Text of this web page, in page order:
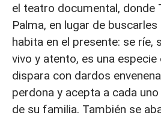
el teatro documental, donde
Palma, en lugar de
habita en el presente: se ríe,
vivo y atento, es una
dispara con dardos
perdona y acepta a cada
de su familia. También se